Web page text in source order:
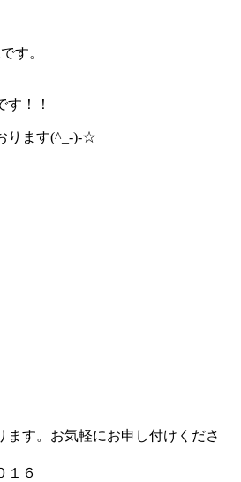
す！！
ります(^_-)-☆
ます。お気軽にお申し付けくださ
１６